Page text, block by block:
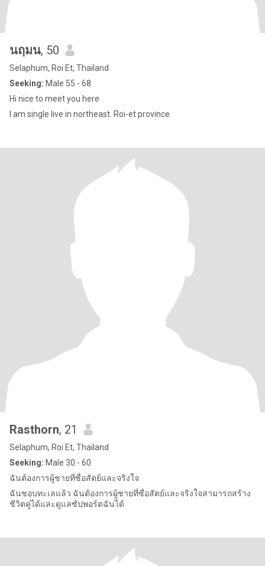
นฤมน, 50
Selaphum, Roi Et, Thailand
Seeking: Male 55 - 68
Hi nice to meet you here
I am single live in northeast. Roi-et province
Rasthorn, 21
Selaphum, Roi Et, Thailand
Seeking: Male 30 - 60
ฉันต้องการผู้ชายที่ซื่อสัตย์และจริงใจ
ฉันชอบทะเลแล้ว ฉันต้องการผู้ชายที่ซื่อสัตย์และจริงใจสามารถสร้าง
ชีวิตคู่ได้และดูแลซัปพอร์ตฉันได้